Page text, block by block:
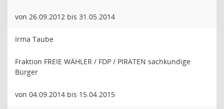
von 26.09.2012 bis 31.05.2014
Irma Taube
Fraktion FREIE WÄHLER / FDP / PIRATEN sachkundige
Bürger
von 04.09.2014 bis 15.04.2015